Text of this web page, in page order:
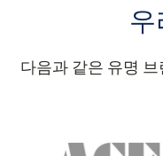
우
다음과 같은 유명